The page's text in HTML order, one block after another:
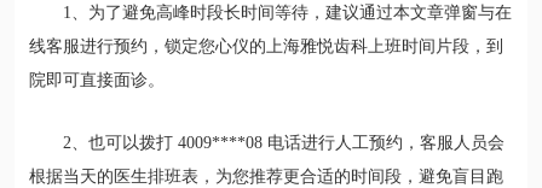
1、为了避免高峰时段长时间等待，建议通过本文章弹窗与在
线客服进行预约，锁定您心仪的上海雅悦齿科上班时间片段，到
院即可直接面诊。
2、也可以拨打 4009****08 电话进行人工预约，客服人员会
根据当天的医生排班表，为您推荐更合适的时间段，避免盲目跑